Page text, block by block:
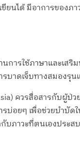
นได้ มีอาการของ
ารใช้ภาษาและเส
าดเจ็บทางสมองรุน
ควรสื่อสารกับผู้ป่
อยๆ เพื่อช่วยบำบัด
ภาวะที่ตนเองประส